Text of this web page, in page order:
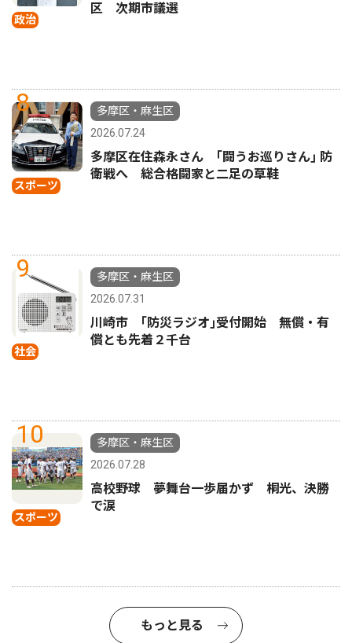
政治
区 次期市議選
8
スポーツ
多摩区・麻生区
2026.07.24
多摩区在住森永さん ｢闘うお巡りさん｣ 防
衛戦へ 総合格闘家と二足の草鞋
9
社会
多摩区・麻生区
2026.07.31
川崎市 ｢防災ラジオ｣受付開始 無償・有
償とも先着２千台
10
スポーツ
多摩区・麻生区
2026.07.28
高校野球 夢舞台一歩届かず 桐光、決勝
で涙
もっと見る